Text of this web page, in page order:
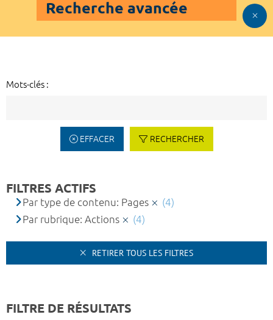
Recherche avancée
Mots-clés :
EFFACER RECHERCHER
FILTRES ACTIFS
Par type de contenu: Pages
(4)
Par rubrique: Actions
(4)
RETIRER TOUS LES FILTRES
FILTRE DE RÉSULTATS